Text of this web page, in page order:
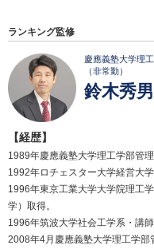
ランキング監修
慶應義塾大学理
（非常勤）
鈴木秀男
【経歴】
1989年慶應義塾大学理工学部管理
1992年ロチェスター大学経営大学
1996年東京工業大学大学院理工
学）取得。
1996年筑波大学社会工学系・講
2008年4月慶應義塾大学理工学